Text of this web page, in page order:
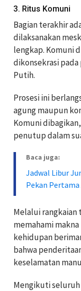
3. Ritus Komuni
Bagian terakhir
dilaksanakan
lengkap. Komuni
dikonsekrasi pada
Putih.
Prosesi ini
agung maupun
Komuni
penutup dalam
Baca juga:
Jadwal Libur
Pekan
Melalui
memahami
kehidupan
bahwa
keselamatan
Mengikuti seluruh